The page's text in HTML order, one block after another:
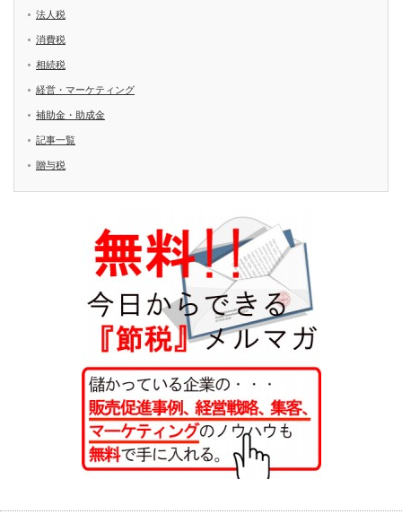
法人税
消費税
相続税
経営・マーケティング
補助金・助成金
記事一覧
贈与税